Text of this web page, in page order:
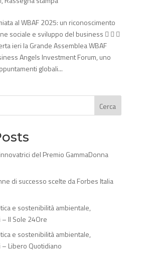
al WBAF 2025: un riconoscimento
sociale e sviluppo del business   
ieri la Grande Assemblea WBAF
Angels Investment Forum, uno
globali...
Cerca
del Premio GammaDonna
di successo scelte da Forbes Italia
e sostenibilità ambientale,
– Il Sole 24Ore
e sostenibilità ambientale,
– Libero Quotidiano